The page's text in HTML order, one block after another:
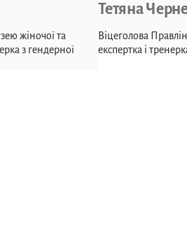
жіночої та
з гендерної
Тетяна
Віцеголова
експертка і